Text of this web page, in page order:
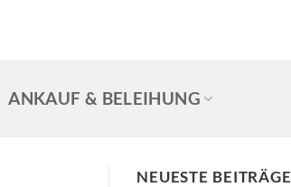
ANKAUF & BELEIHUNG
NEUESTE BEITRÄGE